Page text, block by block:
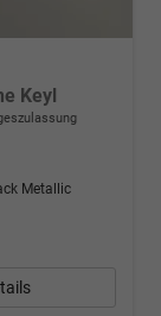
Keyl
Metallic